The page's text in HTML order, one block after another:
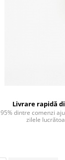
Livrare rapidă
95% dintre comenzi
zilele